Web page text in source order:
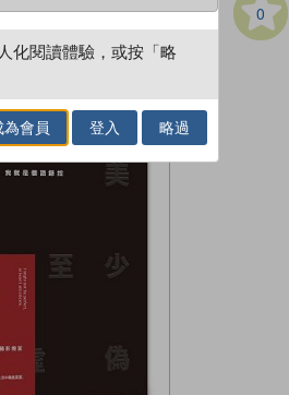
0
化閱讀體驗，或按「略
為會員 登入 略過